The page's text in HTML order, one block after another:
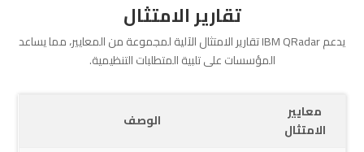
تقارير الامتثال
يدعم IBM QRadar تقارير الامتثال الآلية لمجموعة من المعايير، مما يساعد
المؤسسات على تلبية المتطلبات التنظيمية.
معايير
الامتثال
الوصف